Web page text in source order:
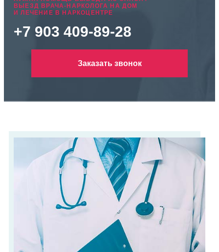
ВЫЕЗД ВРАЧА-НАРКОЛОГА НА ДОМ
И ЛЕЧЕНИЕ В НАРКОЦЕНТРЕ
+7 903 409-89-28
Заказать звонок